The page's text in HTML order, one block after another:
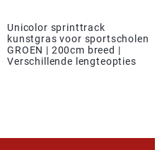
Unicolor sprinttrack
kunstgras voor sportscholen
GROEN | 200cm breed |
Verschillende lengteopties